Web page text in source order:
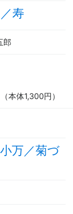
寿
郎
本体1,300円）
万／菊づ